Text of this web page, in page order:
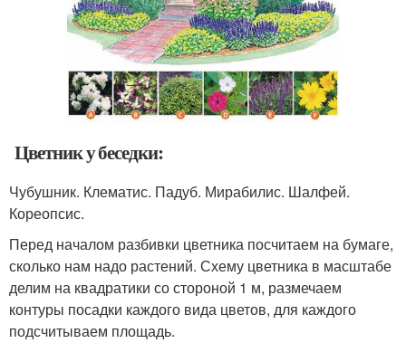
Цветник у беседки:
Чубушник. Клематис. Падуб. Мирабилис. Шалфей.
Кореопсис.
Перед началом разбивки цветника посчитаем на бумаге,
сколько нам надо растений. Схему цветника в масштабе
делим на квадратики со стороной 1 м, размечаем
контуры посадки каждого вида цветов, для каждого
подсчитываем площадь.